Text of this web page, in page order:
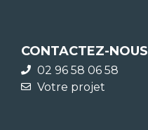
CONTACTEZ-NOUS
02 96 58 06 58
Votre projet